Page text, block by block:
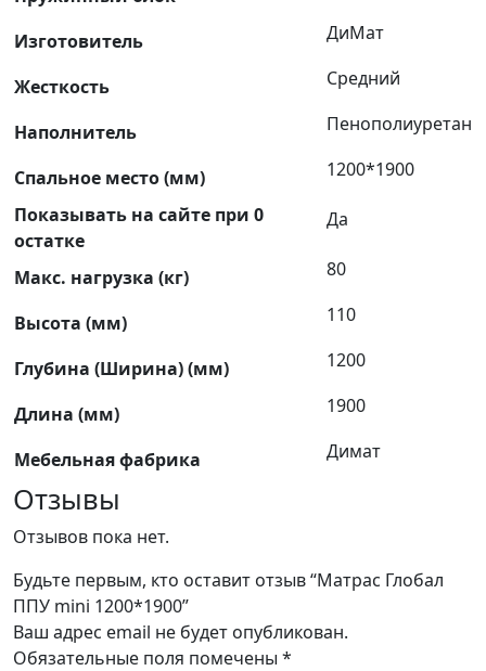
Изготовитель
ДиМат
Жесткость Средний
Наполнитель Пенополиуретан
Спальное место (мм)
1200*1900
Показывать на сайте при 0
остатке
Да
Макс. нагрузка (кг) 80
Высота (мм) 110
Глубина (Ширина) (мм) 1200
Длина (мм) 1900
Мебельная фабрика Димат
Отзывы
Отзывов пока нет.
Будьте первым, кто оставит отзыв “Матрас Глобал
ППУ mini 1200*1900”
Ваш адрес email не будет опубликован.
Обязательные поля помечены *